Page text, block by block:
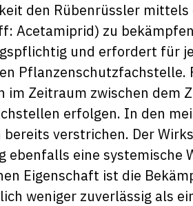
den Rübenrüssler
Acetamiprid) zu
und erfordert für
Pflanzenschutzfachstelle.
Zeitraum zwischen dem
erfolgen. In den
verstrichen. Der
ebenfalls eine systemische
Eigenschaft ist die
weniger zuverlässig als